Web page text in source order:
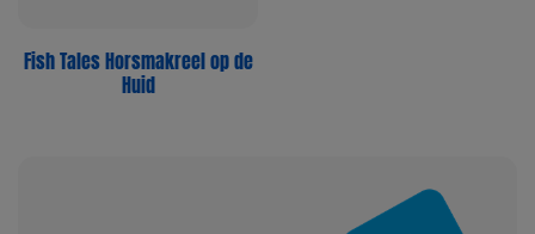
Fish Tales Horsmakreel op de
Huid